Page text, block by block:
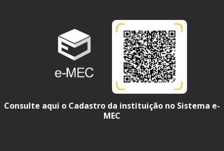
Consulte aqui o Cadastro da instituição no Sistema e-
MEC